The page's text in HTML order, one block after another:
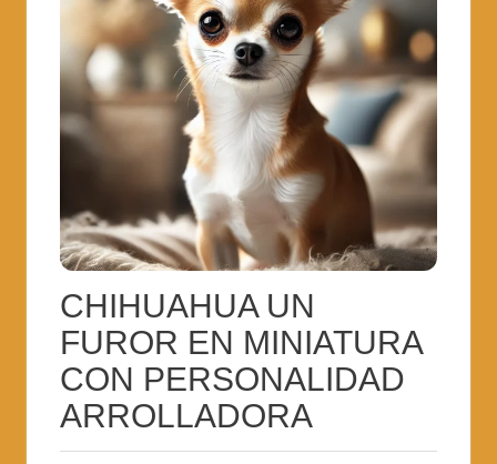
CHIHUAHUA UN
FUROR EN MINIATURA
CON PERSONALIDAD
ARROLLADORA